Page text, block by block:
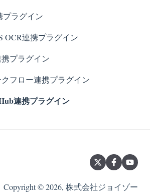
ピー元登録プラグイン
ラグイン
ラグイン
ド指定プラグイン
プラグイン
行プラグイン
ュール連携プラグイン
取得プラグイン
携プラグイン
ート）
プラグイン
OCR連携プラグイン
プラグイン
フロー連携プラグイン
連携プラグイン
Copyright © 2026, 株式会社ジョイゾー